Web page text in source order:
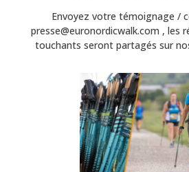
Envoyez votre témoignage /
presse@euronordicwalk.com , les
touchants seront partagés sur